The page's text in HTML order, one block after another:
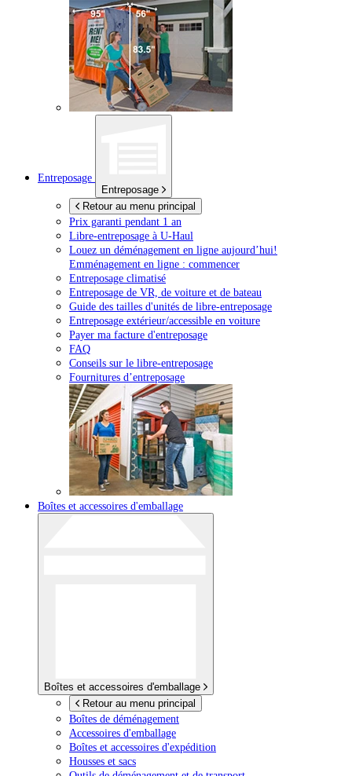
Entreposage
Entreposage
Retour au menu principal
Prix garanti pendant 1 an
Libre-entreposage à U-Haul
Louez un déménagement en ligne aujourd’hui!
Emménagement en ligne : commencer
Entreposage climatisé
Entreposage de VR, de voiture et de bateau
Guide des tailles d'unités de libre-entreposage
Entreposage extérieur/accessible en voiture
Payer ma facture d'entreposage
FAQ
Conseils sur le libre-entreposage
Fournitures d’entreposage
Boîtes et accessoires d'emballage
Boîtes et accessoires d'emballage
Retour au menu principal
Boîtes de déménagement
Accessoires d'emballage
Boîtes et accessoires d'expédition
Housses et sacs